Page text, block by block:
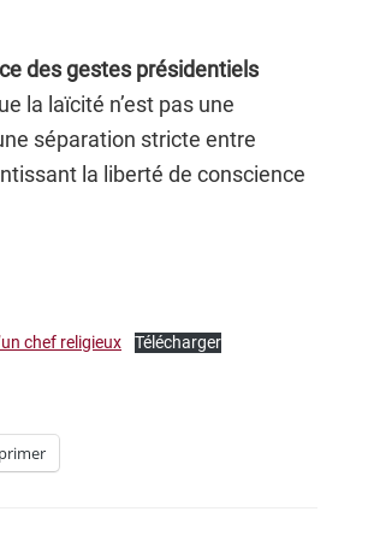
des gestes présidentiels
la laïcité n’est pas une
séparation stricte entre
la liberté de conscience
chef religieux Télécharger